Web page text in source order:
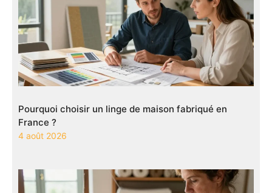
Pourquoi choisir un linge de maison fabriqué en
France ?
4 août 2026